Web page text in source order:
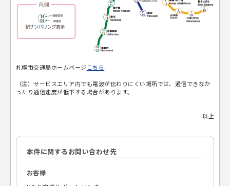
札幌市交通局ホームページこちら
（注）サービスエリア内でも電波が伝わりにくい場所では、通信できなか
ったり通信速度が低下する場合があります。
以上
本件に関するお問い合わせ先
お客様